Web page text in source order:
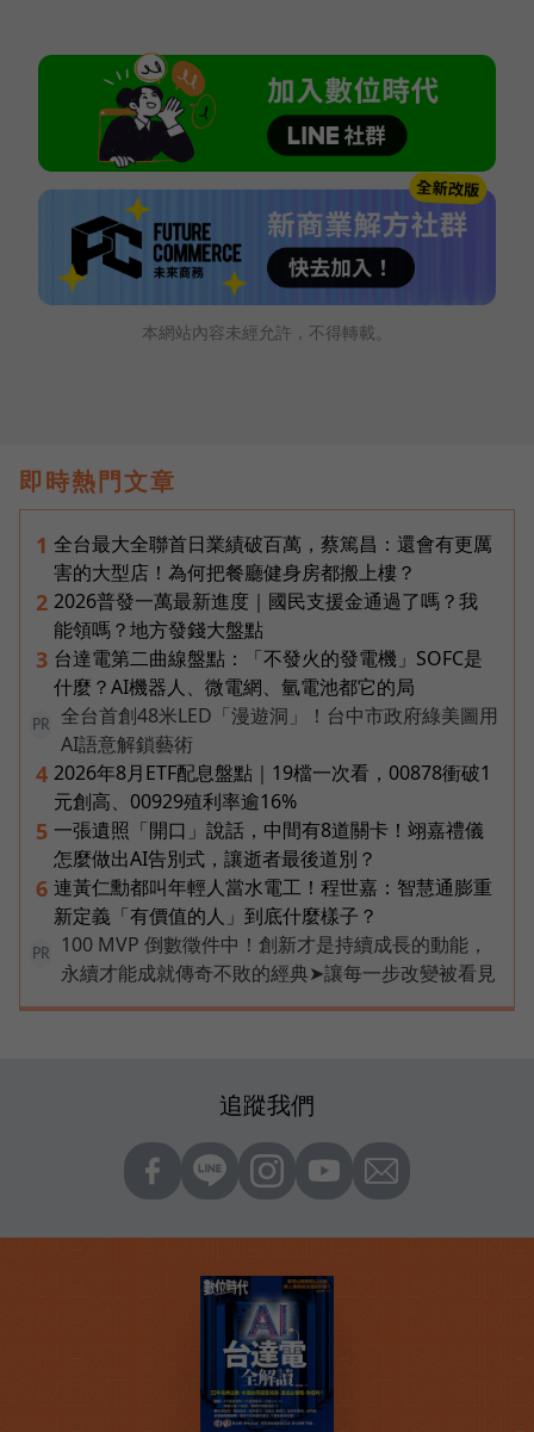
本網站內容未經允許，不得轉載。
即時熱門文章
1 全台最大全聯首日業績破百萬，蔡篤昌：還會有更厲
害的大型店！為何把餐廳健身房都搬上樓？
2 2026普發一萬最新進度｜國民支援金通過了嗎？我
能領嗎？地方發錢大盤點
3 台達電第二曲線盤點：「不發火的發電機」SOFC是
什麼？AI機器人、微電網、氫電池都它的局
PR
全台首創48米LED「漫遊洞」！台中市政府綠美圖用
AI語意解鎖藝術
4 2026年8月ETF配息盤點｜19檔一次看，00878衝破1
元創高、00929殖利率逾16%
5 一張遺照「開口」說話，中間有8道關卡！翊嘉禮儀
怎麼做出AI告別式，讓逝者最後道別？
6 連黃仁勳都叫年輕人當水電工！程世嘉：智慧通膨重
新定義「有價值的人」到底什麼樣子？
PR
100 MVP 倒數徵件中！創新才是持續成長的動能，
永續才能成就傳奇不敗的經典➤讓每一步改變被看見
追蹤我們